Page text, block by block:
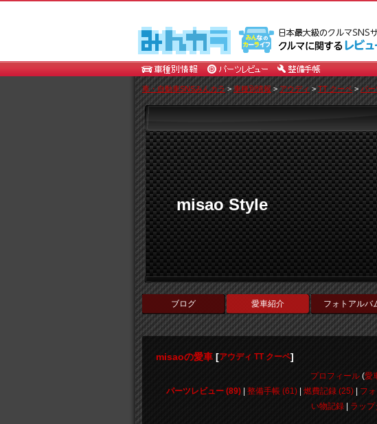
車・自動車SNSみんカラ>車種別情報 >アウディ>TT クーペ>パー
misao Style
ブログ 愛車紹介 フォトアルバ
misaoの愛車 [アウディ TT クーペ]
プロフィール(愛
パーツレビュー (89)
整備手帳 (61) 燃費記録 (25) フ
い物記録| ラップ